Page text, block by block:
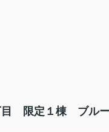
目 限定１棟 ブル